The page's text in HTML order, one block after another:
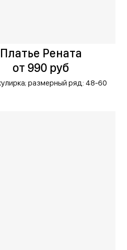
Платье Рената
от 990 руб
размерный ряд: 48-60